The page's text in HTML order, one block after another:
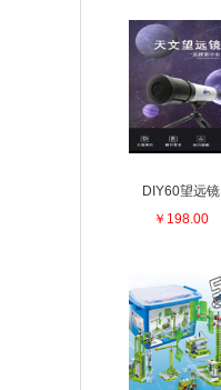
DIY60望远镜
￥198.00